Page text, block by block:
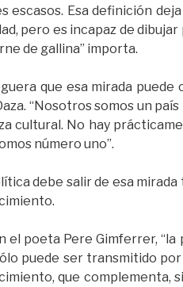
escasos. Esa definición
pero es incapaz de
de gallina” importa.
que esa mirada
“Nosotros somos un
cultural. No hay
número uno”.
debe salir de esa
el poeta Pere Gimferrer,
puede ser transmitido por
que complementa,